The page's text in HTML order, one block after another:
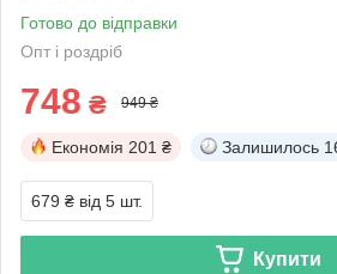
Готово до відправки
Опт і роздріб
748 ₴ 949 ₴
Економія 201 ₴ Залишилось
679 ₴ від 5 шт.
Купити